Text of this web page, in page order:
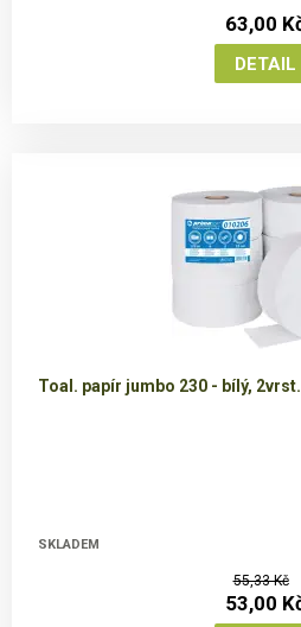
63,00
Toal. papír jumbo 230 - bílý, 2vrst.
SKLADEM
55,33 Kč
53,00